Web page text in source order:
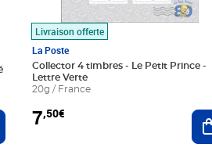
au panier
Livraison offerte
La Poste
Collector 4 timbres - Le Petit Prince -
Lettre Verte
20g / France
7,50€